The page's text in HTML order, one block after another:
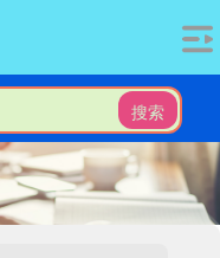
搜索